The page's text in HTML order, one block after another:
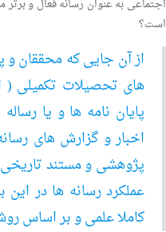
اجتماعی به عنوان رسانه فعال و
است؟
از آن جایی که محققان
های تحصیلات تکمیلی (
پایان نامه ها و یا
اخبار و گزارش های
پژوهشی و مستند تاریخی
عملکرد رسانه ها در
کاملا علمی و بر اساس